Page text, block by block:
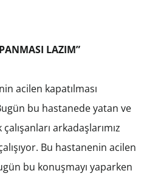
LAZIM”
acilen kapatılması
bu hastanede yatan ve
arkadaşlarımız
Bu hastanenin acilen
bu konuşmayı yaparken